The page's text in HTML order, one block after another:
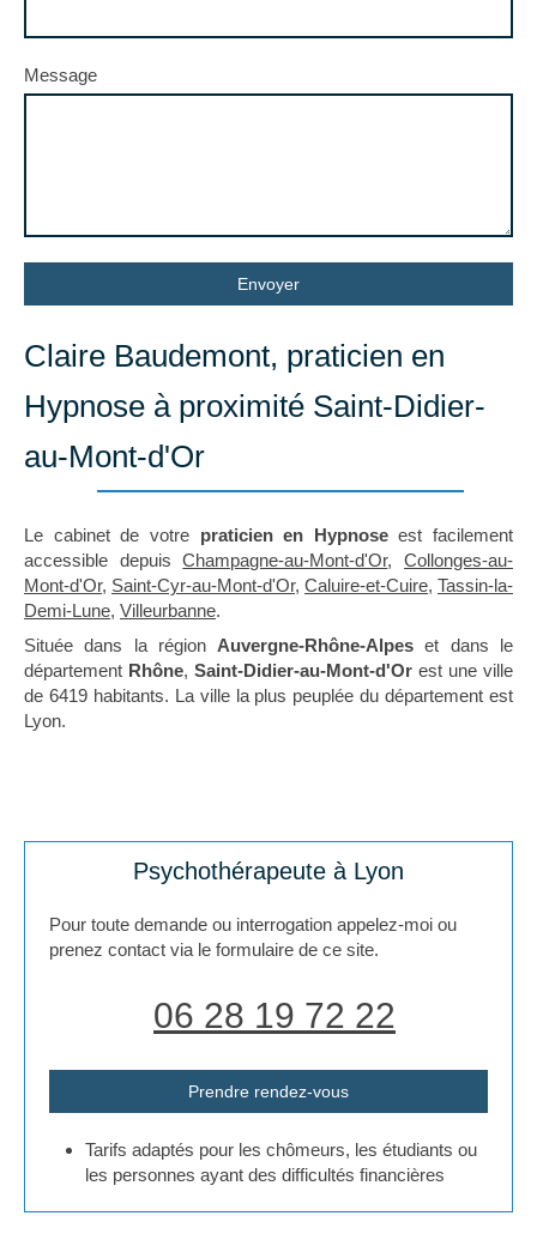
Message
Envoyer
Claire Baudemont, praticien en
Hypnose à proximité Saint-Didier-
au-Mont-d'Or
Le cabinet de votre praticien en Hypnoseest facilement
accessible depuisChampagne-au-Mont-d'Or,Collonges-au-
Mont-d'Or, Saint-Cyr-au-Mont-d'Or, Caluire-et-Cuire, Tassin-la-
Demi-Lune, Villeurbanne.
Située dans la région Auvergne-Rhône-Alpes et dans le
département Rhône, Saint-Didier-au-Mont-d'Or est une ville
de 6419 habitants. La ville la plus peuplée du département est
Lyon.
Psychothérapeute à Lyon
Pour toute demande ou interrogation appelez-moi ou
prenez contact via le formulaire de ce site.
06 28 19 72 22
Prendre rendez-vous
Tarifs adaptés pour les chômeurs, les étudiants ou
les personnes ayant des difficultés financières